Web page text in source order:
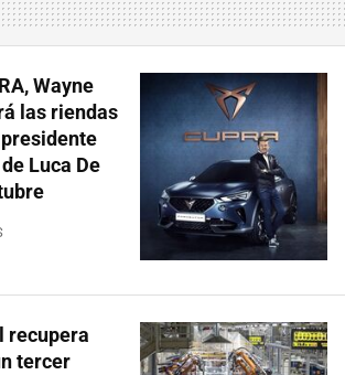
Wayne
las riendas
Luca De
recupera
tercer